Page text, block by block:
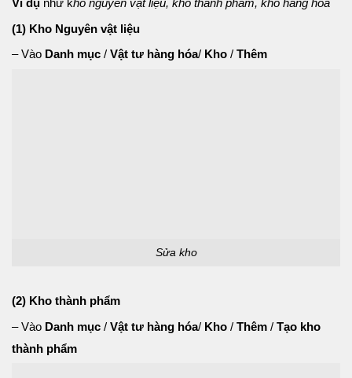
Ví dụ như kho nguyên vật liệu, kho thành phẩm, kho hàng hóa
(1) Kho Nguyên vật liệu
– Vào Danh mục / Vật tư hàng hóa/ Kho / Thêm
Sửa kho
(2) Kho thành phẩm
– Vào Danh mục / Vật tư hàng hóa/ Kho / Thêm / Tạo kho
thành phẩm